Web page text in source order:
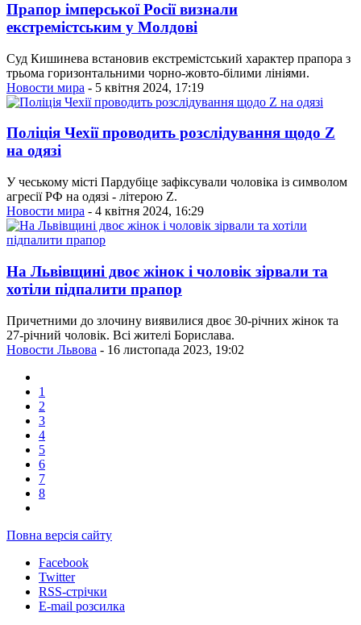
Прапор імперської Росії визнали
екстремістським у Молдові
Суд Кишинева встановив екстремістський характер прапора з
трьома горизонтальними чорно-жовто-білими лініями.
Новости мира - 5 квітня 2024, 17:19
Поліція Чехії проводить розслідування щодо Z
на одязі
У чеському місті Пардубіце зафіксували чоловіка із символом
агресії РФ на одязі - літерою Z.
Новости мира - 4 квітня 2024, 16:29
На Львівщині двоє жінок і чоловік зірвали та
хотіли підпалити прапор
Причетними до злочину виявилися двоє 30-річних жінок та
27-річний чоловік. Всі жителі Борислава.
Новости Львова - 16 листопада 2023, 19:02
1
2
3
4
5
6
7
8
Повна версія сайту
Facebook
Twitter
RSS-стрічки
E-mail розсилка